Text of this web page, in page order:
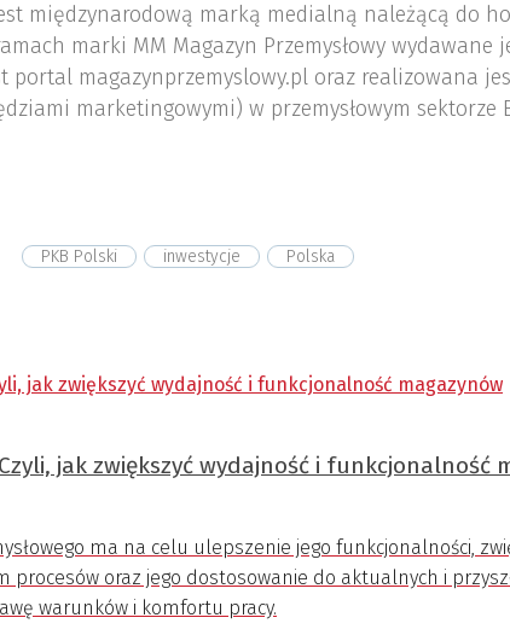
międzynarodową marką medialną należącą do
marki MM Magazyn Przemysłowy wydawane
portal magazynprzemyslowy.pl oraz realizowana
marketingowymi) w przemysłowym sektorze
PKB Polski inwestycje Polska
jak zwiększyć wydajność i funkcjonalność
ma na celu ulepszenie jego funkcjonalności,
procesów oraz jego dostosowanie do aktualnych i
warunków i komfortu pracy.